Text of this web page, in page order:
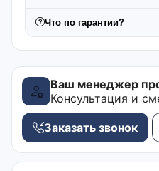
Что по гарантии?
Ваш менеджер
Консультация и
Заказать звонок